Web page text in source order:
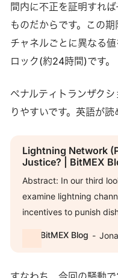
間内に不正を証明すれ
ものだからです。この
チャネルごとに異なる
ロック(約24時間)です。
ペナルティトランザク
りやすいです。英語が読
Lightning Network
Justice? | BitMEX
Abstract: In our third
examine lightning
incentives to punish
BitMEX Blog